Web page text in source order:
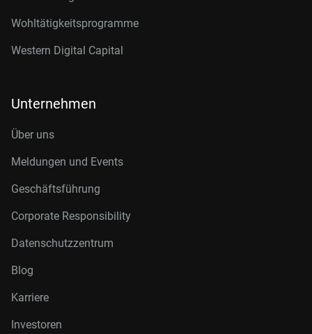
Wohltätigkeitsprogramme
Western Digital Capital
Unternehmen
Über uns
Meldungen und Events
Geschäftsführung
Corporate Responsibility
Datenschutzzentrum
Blog
Karriere
Investoren